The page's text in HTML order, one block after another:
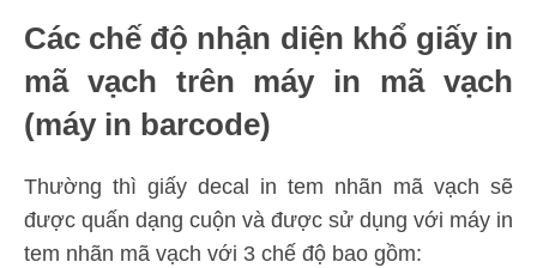
Các chế độ nhận diện khổ giấy in
mã vạch trên máy in mã vạch
(máy in barcode)
Thường thì giấy decal in tem nhãn mã vạch sẽ
được quấn dạng cuộn và được sử dụng với máy in
tem nhãn mã vạch với 3 chế độ bao gồm: